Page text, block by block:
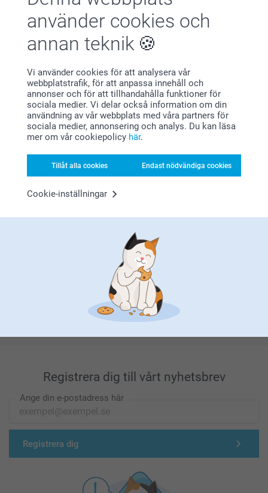
använder cookies och
annan teknik
Vi använder cookies för att analysera vår
webbplatstrafik, för att anpassa innehåll och
annonser och för att tillhandahålla funktioner för
sociala medier. Vi delar också information om din
användning av vår webbplats med våra partners för
sociala medier, annonsering och analys. Du kan läsa
mer om vår cookiepolicy här.
Tillåt alla cookies Endast nödvändiga cookies
Cookie-inställningar
Bonus på alla dina köp
Letar du efter inspiration?
Förstklassig kundservice
Registrera dig till vårt nyhetsbrev
Ange din e-postadress här
Registrera dig